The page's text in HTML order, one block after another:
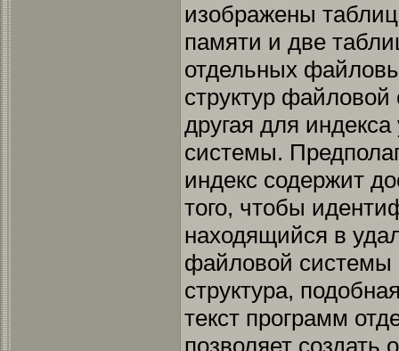
изображены
памяти и две
отдельных
структур
другая для
системы.
индекс содержит
того, чтобы
находящийся в
файловой системы
структура,
текст программ
позволяет создать